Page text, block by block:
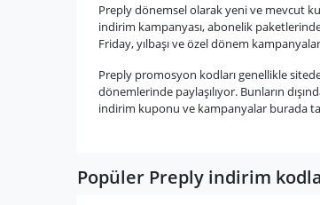
Preply dönemsel olarak yeni ve mevcut
indirim kampanyası, abonelik
Friday, yılbaşı ve özel dönem
Preply promosyon kodları genellikle
dönemlerinde paylaşılıyor. Bunların
indirim kuponu ve kampanyalar burada
Popüler Preply indirim